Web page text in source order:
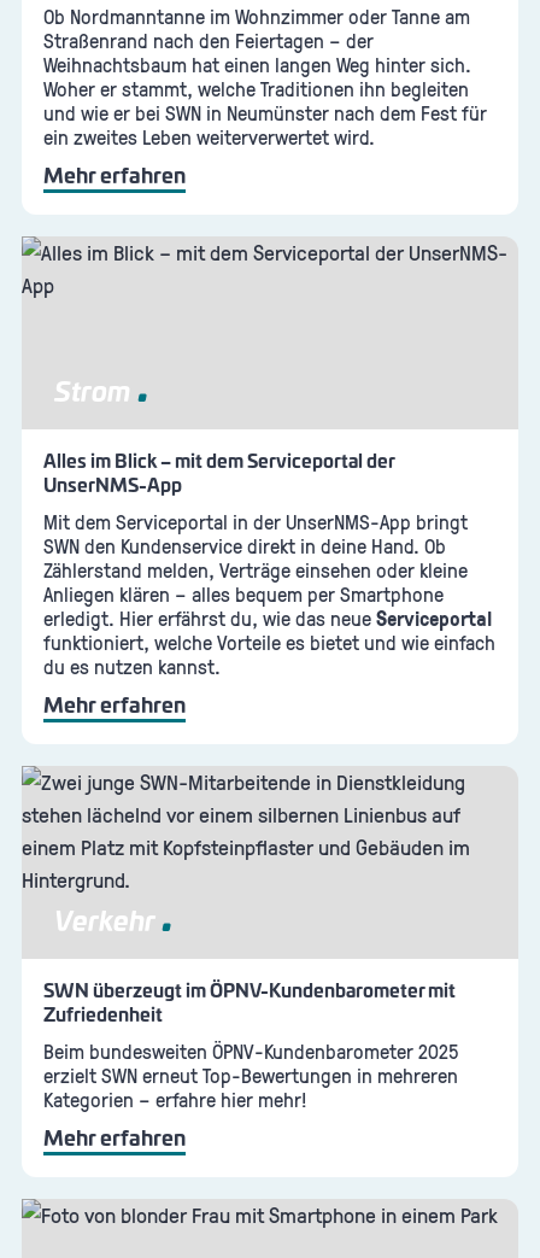
Ob Nordmanntanne im Wohnzimmer oder Tanne am
Straßenrand nach den Feiertagen – der
Weihnachtsbaum hat einen langen Weg hinter sich.
Woher er stammt, welche Traditionen ihn begleiten
und wie er bei SWN in Neumünster nach dem Fest für
ein zweites Leben weiterverwertet wird.
Mehr erfahren
Strom
Alles im Blick – mit dem Serviceportal der
UnserNMS-App
Mit dem Serviceportal in der UnserNMS-App bringt
SWN den Kundenservice direkt in deine Hand. Ob
Zählerstand melden, Verträge einsehen oder kleine
Anliegen klären – alles bequem per Smartphone
erledigt. Hier erfährst du, wie das neueServiceportal
funktioniert, welche Vorteile es bietet und wie einfach
du es nutzen kannst.
Mehr erfahren
Verkehr
SWN überzeugt im ÖPNV-Kundenbarometer mit
Zufriedenheit
Beim bundesweiten ÖPNV-Kundenbarometer 2025
erzielt SWN erneut Top-Bewertungen in mehreren
Kategorien – erfahre hier mehr!
Mehr erfahren